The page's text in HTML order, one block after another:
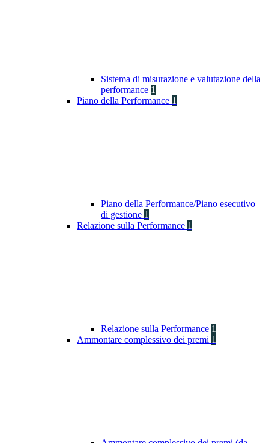
Sistema di misurazione e valutazione della
performance 1
Piano della Performance 1
Piano della Performance/Piano esecutivo
di gestione 1
Relazione sulla Performance 1
Relazione sulla Performance 1
Ammontare complessivo dei premi 1